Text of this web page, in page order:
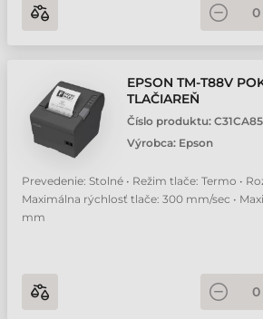
EPSON TM-T88V
TLAČIAREŇ
Číslo produktu:
Výrobca: Epson
Prevedenie: Stolné • Režim tlače: Termo •
Maximálna rýchlosť tlače: 300 mm/sec •
mm